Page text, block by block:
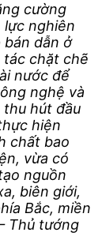
cường
nghiên
dẫn ở
tác chặt chẽ
nước để
nghệ và
hút đầu
hiện
chất bao
vừa có
nguồn
biên giới,
Bắc, miền
Thủ tướng